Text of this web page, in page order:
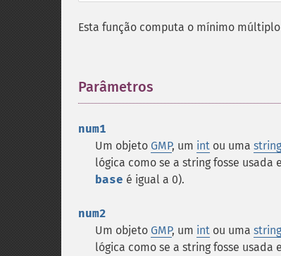
Esta função computa o mínimo
Parâmetros
num1
Um objeto GMP, um int ou uma string
lógica como se a string fosse usada
base é igual a 0).
num2
Um objeto GMP, um int ou uma string
lógica como se a string fosse usada